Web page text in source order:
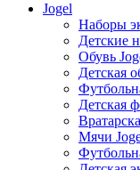
Jogel
Наборы
Детские
Обувь
Детская
Детская
Мячи